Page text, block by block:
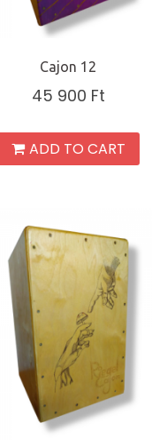
Cajon 12
45 900 Ft
ADD TO CART